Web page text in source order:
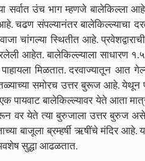
सर्वात उंच भाग म्हणजे बालेकिल्ला
चढण संपल्यानंतर बालेकिल्ल्याचा
चांगल्या स्थितीत आहे.
आहेत. बालेकिल्ल्याला साधारण
मिळतात. दरवाज्यातून आत
समोरच उत्तर बुरूज आहे. येथून
पायवाट बालेकिल्ल्यावर येते आता
वर येते त्या बुरुजाला उत्तर बुरुज
बाजूला ब्रम्हर्षी ऋषींचे मंदिर
सुद्धा आढळतात.